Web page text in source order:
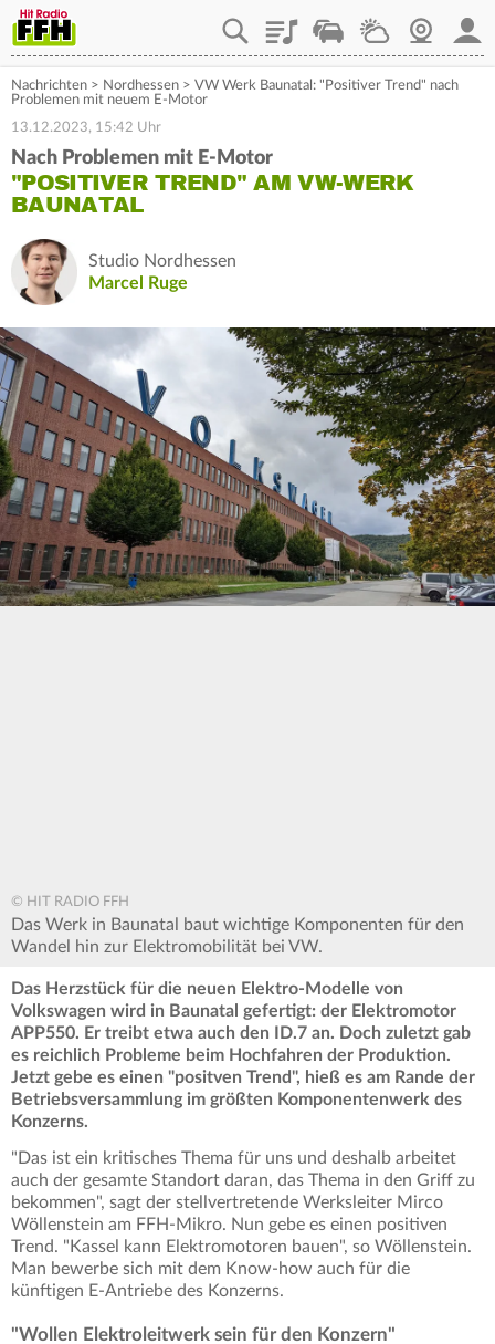
PlaylistStaupilotWetterWebcam
Nachrichten > Nordhessen > VW Werk Baunatal: "Positiver Trend" nach
Problemen mit neuem E-Motor
13.12.2023, 15:42 Uhr
Nach Problemen mit E-Motor
"POSITIVER TREND" AM VW-WERK
BAUNATAL
Studio Nordhessen
Marcel Ruge
© HIT RADIO FFH
Das Werk in Baunatal baut wichtige Komponenten für den
Wandel hin zur Elektromobilität bei VW.
Das Herzstück für die neuen Elektro-Modelle von
Volkswagen wird in Baunatal gefertigt: der Elektromotor
APP550. Er treibt etwa auch den ID.7 an. Doch zuletzt gab
es reichlich Probleme beim Hochfahren der Produktion.
Jetzt gebe es einen "positven Trend", hieß es am Rande der
Betriebsversammlung im größten Komponentenwerk des
Konzerns.
"Das ist ein kritisches Thema für uns und deshalb arbeitet
auch der gesamte Standort daran, das Thema in den Griff zu
bekommen", sagt der stellvertretende Werksleiter Mirco
Wöllenstein am FFH-Mikro. Nun gebe es einen positiven
Trend. "Kassel kann Elektromotoren bauen", so Wöllenstein.
Man bewerbe sich mit dem Know-how auch für die
künftigen E-Antriebe des Konzerns.
"Wollen Elektroleitwerk sein für den Konzern"